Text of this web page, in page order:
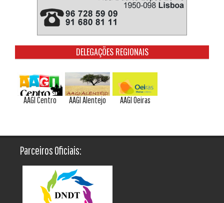
DELEGAÇÕES REGIONAIS
AAGI Centro AAGI Alentejo AAGI Oeiras
Parceiros Oficiais: